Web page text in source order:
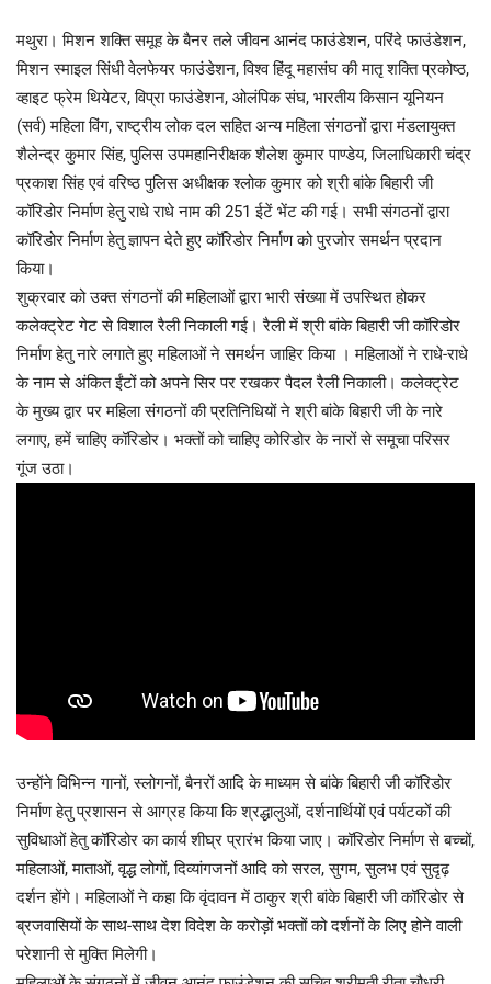
मथुरा। मिशन शक्ति समूह के बैनर तले जीवन आनंद फाउंडेशन, परिंदे फाउंडेशन,
मिशन स्माइल सिंधी वेलफेयर फाउंडेशन, विश्व हिंदू महासंघ की मातृ शक्ति प्रकोष्ठ,
व्हाइट फ्रेम थियेटर, विप्रा फाउंडेशन, ओलंपिक संघ, भारतीय किसान यूनियन
(सर्व) महिला विंग, राष्ट्रीय लोक दल सहित अन्य महिला संगठनों द्वारा मंडलायुक्त
शैलेन्द्र कुमार सिंह, पुलिस उपमहानिरीक्षक शैलेश कुमार पाण्डेय, जिलाधिकारी चंद्र
प्रकाश सिंह एवं वरिष्ठ पुलिस अधीक्षक श्लोक कुमार को श्री बांके बिहारी जी
कॉरिडोर निर्माण हेतु राधे राधे नाम की 251 ईटें भेंट की गई। सभी संगठनों द्वारा
कॉरिडोर निर्माण हेतु ज्ञापन देते हुए कॉरिडोर निर्माण को पुरजोर समर्थन प्रदान
किया।
शुक्रवार को उक्त संगठनों की महिलाओं द्वारा भारी संख्या में उपस्थित होकर
कलेक्ट्रेट गेट से विशाल रैली निकाली गई। रैली में श्री बांके बिहारी जी कॉरिडोर
निर्माण हेतु नारे लगाते हुए महिलाओं ने समर्थन जाहिर किया । महिलाओं ने राधे-राधे
के नाम से अंकित ईंटों को अपने सिर पर रखकर पैदल रैली निकाली। कलेक्ट्रेट
के मुख्य द्वार पर महिला संगठनों की प्रतिनिधियों ने श्री बांके बिहारी जी के नारे
लगाए, हमें चाहिए कॉरिडोर। भक्तों को चाहिए कोरिडोर के नारों से समूचा परिसर
गूंज उठा।
उन्होंने विभिन्न गानों, स्लोगनों, बैनरों आदि के माध्यम से बांके बिहारी जी कॉरिडोर
निर्माण हेतु प्रशासन से आग्रह किया कि श्रद्धालुओं, दर्शनार्थियों एवं पर्यटकों की
सुविधाओं हेतु कॉरिडोर का कार्य शीघ्र प्रारंभ किया जाए। कॉरिडोर निर्माण से बच्चों,
महिलाओं, माताओं, वृद्ध लोगों, दिव्यांगजनों आदि को सरल, सुगम, सुलभ एवं सुदृढ़
दर्शन होंगे। महिलाओं ने कहा कि वृंदावन में ठाकुर श्री बांके बिहारी जी कॉरिडोर से
ब्रजवासियों के साथ-साथ देश विदेश के करोड़ों भक्तों को दर्शनों के लिए होने वाली
परेशानी से मुक्ति मिलेगी।